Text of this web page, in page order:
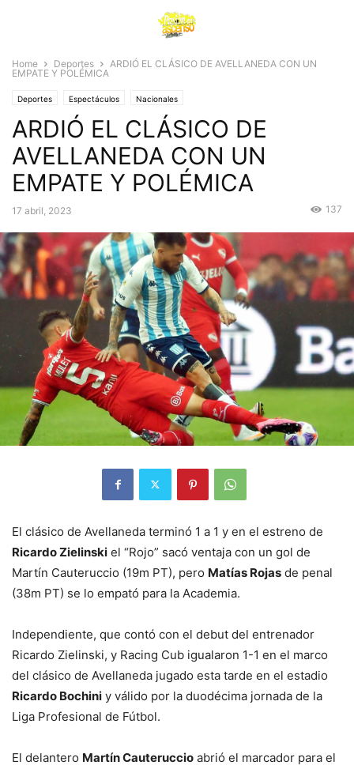
Home Deportes
ARDIÓ EL CLÁSICO DE AVELLANEDA CON UN
EMPATE Y POLÉMICA
Deportes Espectáculos Nacionales
ARDIÓ EL CLÁSICO DE
AVELLANEDA CON UN
EMPATE Y POLÉMICA
17 abril, 2023 137
El clásico de Avellaneda terminó 1 a 1 y en el estreno de
Ricardo Zielinski el “Rojo” sacó ventaja con un gol de
Martín Cauteruccio (19m PT), pero Matías Rojas de penal
(38m PT) se lo empató para la Academia.
Independiente, que contó con el debut del entrenador
Ricardo Zielinski, y Racing Cub igualaron 1-1 en el marco
del clásico de Avellaneda jugado esta tarde en el estadio
Ricardo Bochini y válido por la duodécima jornada de la
Liga Profesional de Fútbol.
El delantero Martín Cauteruccio abrió el marcador para el